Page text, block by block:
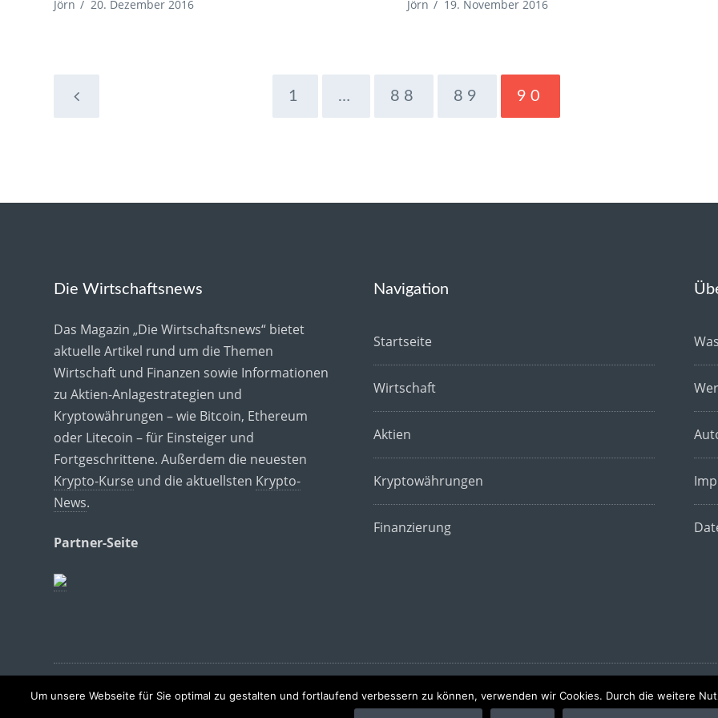
Jörn / 20. Dezember 2016 Jörn / 19. November 2016
1 … 88 89 90
Die Wirtschaftsnews
Das Magazin „Die Wirtschaftsnews“ bietet
aktuelle Artikel rund um die Themen
Wirtschaft und Finanzen sowie Informationen
zu Aktien-Anlagestrategien und
Kryptowährungen – wie Bitcoin, Ethereum
oder Litecoin – für Einsteiger und
Fortgeschrittene. Außerdem die neuesten
Krypto-Kurse und die aktuellsten Krypto-
News.
Partner-Seite
Navigation
Startseite
Wirtschaft
Aktien
Kryptowährungen
Finanzierung
- Alle Rechte vorbehalten.
Um unsere Webseite für Sie optimal zu gestalten und fortlaufend verbessern zu können, verwenden wir Cookies. Durch die weitere